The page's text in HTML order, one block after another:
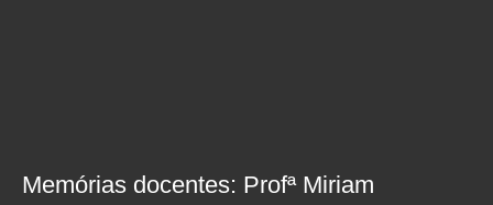
Memórias docentes: Profª Miriam